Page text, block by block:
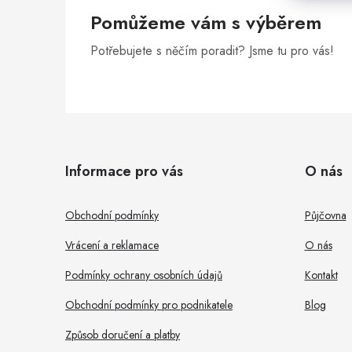
Pomůžeme vám s výběrem
Potřebujete s něčím poradit? Jsme tu pro vás!
Informace pro vás
Obchodní podmínky
Vrácení a reklamace
Podmínky ochrany osobních údajů
Obchodní podmínky pro podnikatele
Způsob doručení a platby
O nás
Půjčovna
O nás
Kontakt
Blog